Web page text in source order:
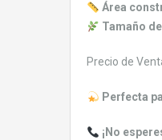
Área
Tamaño
Precio de
Perfecta
¡No